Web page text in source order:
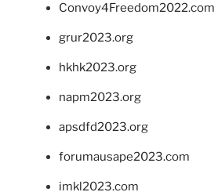
Convoy4Freedom2022.com
grur2023.org
hkhk2023.org
napm2023.org
apsdfd2023.org
forumausape2023.com
imkl2023.com